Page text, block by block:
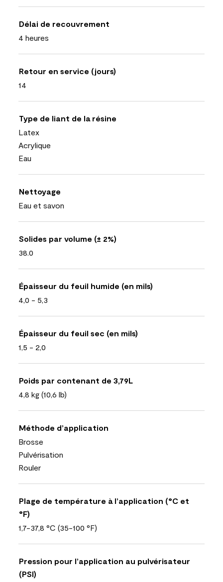
Délai de recouvrement
4 heures
Retour en service (jours)
14
Type de liant de la résine
Latex
Acrylique
Eau
Nettoyage
Eau et savon
Solides par volume (± 2%)
38.0
Épaisseur du feuil humide (en mils)
4,0 - 5,3
Épaisseur du feuil sec (en mils)
1,5 - 2,0
Poids par contenant de 3,79L
4,8 kg (10,6 lb)
Méthode d’application
Brosse
Pulvérisation
Rouler
Plage de température à l’application (°C et
°F)
1,7-37,8 °C (35-100 °F)
Pression pour l’application au pulvérisateur
(PSI)